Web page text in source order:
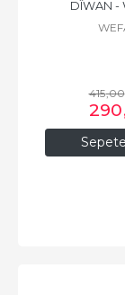
DÎWAN -
415,00
290